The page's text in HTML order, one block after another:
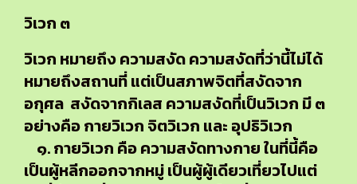
วิเวก ๓
วิเวก หมายถึง ความสงัด ความสงัดที่ว่านี้ไม่ได้
หมายถึงสถานที่ แต่เป็นสภาพจิตที่สงัดจาก
อกุศล สงัดจากกิเลส ความสงัดที่เป็นวิเวก มี ๓
อย่างคือ กายวิเวก จิตวิเวก และ อุปธิวิเวก
๑. กายวิเวก คือ ความสงัดทางกาย ในที่นี้คือ
เป็นผู้หลีกออกจากหมู่ เป็นผู้ผู้เดียวเที่ยวไปแต่